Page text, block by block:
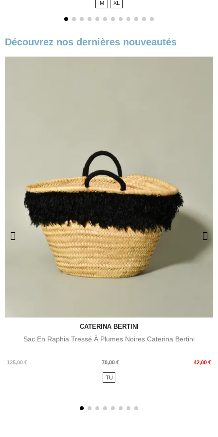
M XL
Découvrez nos dernières nouveautés
CATERINA BERTINI
Sac En Raphia Tressé À Plumes Noires Caterina Bertini
125,00 €
Prix
70,00 € 42,00 €
Prix
TU